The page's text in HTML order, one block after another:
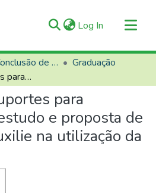
Log In (current)
Trabalhos de Conclusão de Curso (TCCs)
Graduação
Ergonomia e suportes para notebook: um estudo e proposta de produto que auxilie na utilização da tecnologia
para
e proposta de
na utilização da